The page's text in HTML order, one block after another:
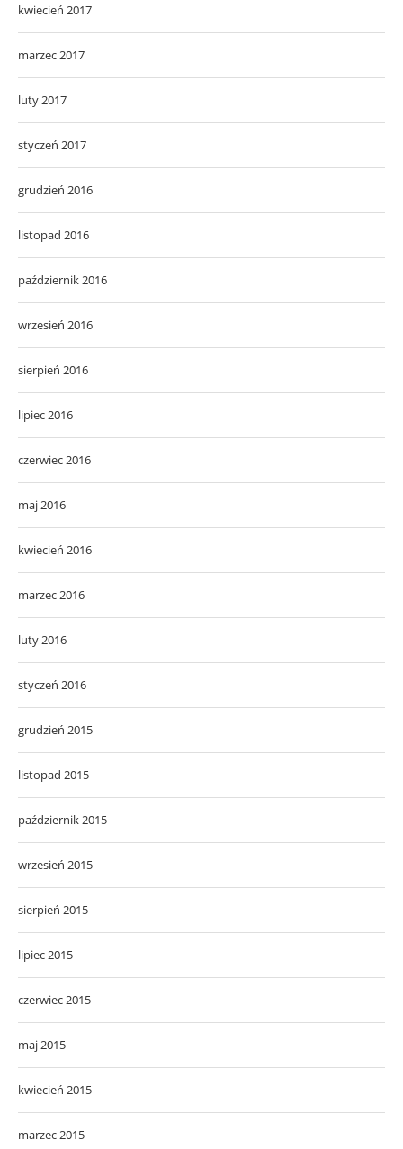
kwiecień 2017
marzec 2017
luty 2017
styczeń 2017
grudzień 2016
listopad 2016
październik 2016
wrzesień 2016
sierpień 2016
lipiec 2016
czerwiec 2016
maj 2016
kwiecień 2016
marzec 2016
luty 2016
styczeń 2016
grudzień 2015
listopad 2015
październik 2015
wrzesień 2015
sierpień 2015
lipiec 2015
czerwiec 2015
maj 2015
kwiecień 2015
marzec 2015